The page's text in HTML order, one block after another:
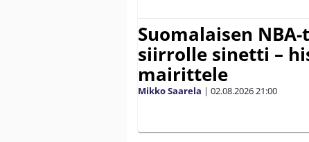
Suomalaisen
siirrolle sinetti –
mairittele
Mikko Saarela | 02.08.2026 21:00